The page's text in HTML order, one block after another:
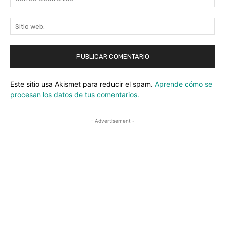
Este sitio usa Akismet para reducir el spam. Aprende cómo se
procesan los datos de tus comentarios.
- Advertisement -